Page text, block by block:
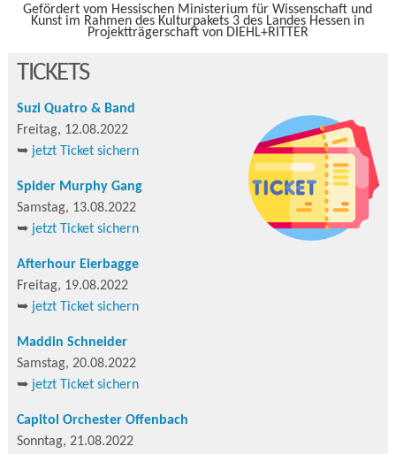
Gefördert vom Hessischen Ministerium für Wissenschaft und
Kunst im Rahmen des Kulturpakets 3 des Landes Hessen in
Projektträgerschaft von DIEHL+RITTER
TICKETS
Suzi Quatro & Band
Freitag, 12.08.2022
➥ jetzt Ticket sichern
Spider Murphy Gang
Samstag, 13.08.2022
➥ jetzt Ticket sichern
Afterhour Eierbagge
Freitag, 19.08.2022
➥ jetzt Ticket sichern
Maddin Schneider
Samstag, 20.08.2022
➥ jetzt Ticket sichern
Capitol Orchester Offenbach
Sonntag, 21.08.2022